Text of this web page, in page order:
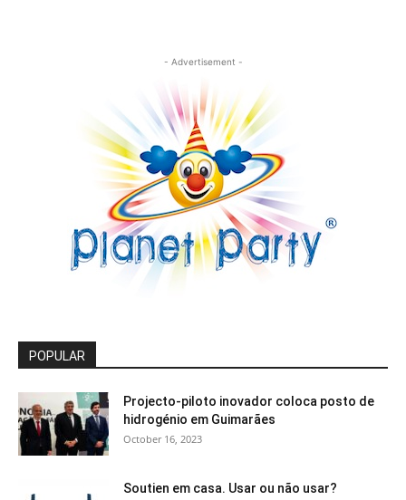
- Advertisement -
POPULAR
Projecto-piloto inovador coloca posto de
hidrogénio em Guimarães
October 16, 2023
Soutien em casa. Usar ou não usar?